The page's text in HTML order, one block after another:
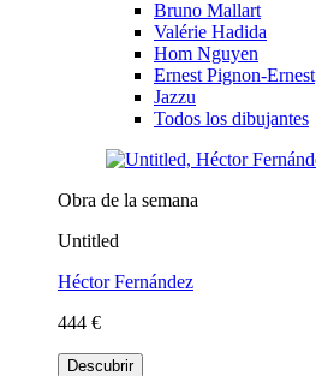
Bruno Mallart
Valérie Hadida
Hom Nguyen
Ernest Pignon-Ernest
Jazzu
Todos los dibujantes
Obra de la semana
Untitled
Héctor Fernández
444 €
Descubrir